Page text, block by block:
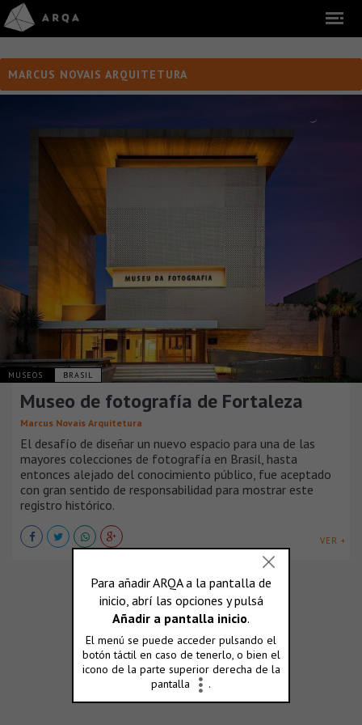
MARCUS NOVAIS ARQUITETURA
MUSEOS BRASIL
Museo de fotografía de Fortaleza
Marcus Novais Arquitetura
El desafío de diseñar un nuevo espacio para una de las
mayores colecciones de fotografía en Brasil, hasta
entonces alejado del conocimiento público, fue aceptado
con gran sentido de responsabilidad para mostrar este
registro histórico.
VER +